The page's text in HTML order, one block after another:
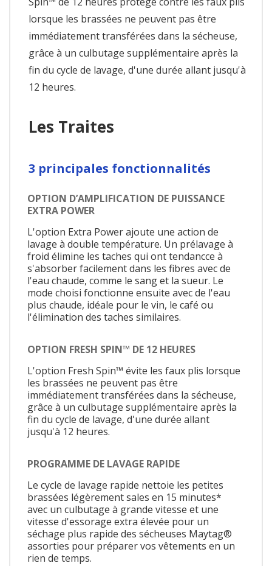
lorsque les brassées ne peuvent pas être
immédiatement transférées dans la sécheuse,
grâce à un culbutage supplémentaire après la
fin du cycle de lavage, d'une durée allant jusqu'à
12 heures.
Les Traites
3 principales fonctionnalités
OPTION D’AMPLIFICATION DE PUISSANCE
EXTRA POWER
L'option Extra Power ajoute une action de
lavage à double température. Un prélavage à
froid élimine les taches qui ont tendancce à
s'absorber facilement dans les fibres avec de
l'eau chaude, comme le sang et la sueur. Le
mode choisi fonctionne ensuite avec de l'eau
plus chaude, idéale pour le vin, le café ou
l'élimination des taches similaires.
OPTION FRESH SPIN™ DE 12 HEURES
L'option Fresh Spin™ évite les faux plis lorsque
les brassées ne peuvent pas être
immédiatement transférées dans la sécheuse,
grâce à un culbutage supplémentaire après la
fin du cycle de lavage, d'une durée allant
jusqu'à 12 heures.
PROGRAMME DE LAVAGE RAPIDE
Le cycle de lavage rapide nettoie les petites
brassées légèrement sales en 15 minutes*
avec un culbutage à grande vitesse et une
vitesse d'essorage extra élevée pour un
séchage plus rapide des sécheuses Maytag®
assorties pour préparer vos vêtements en un
rien de temps.